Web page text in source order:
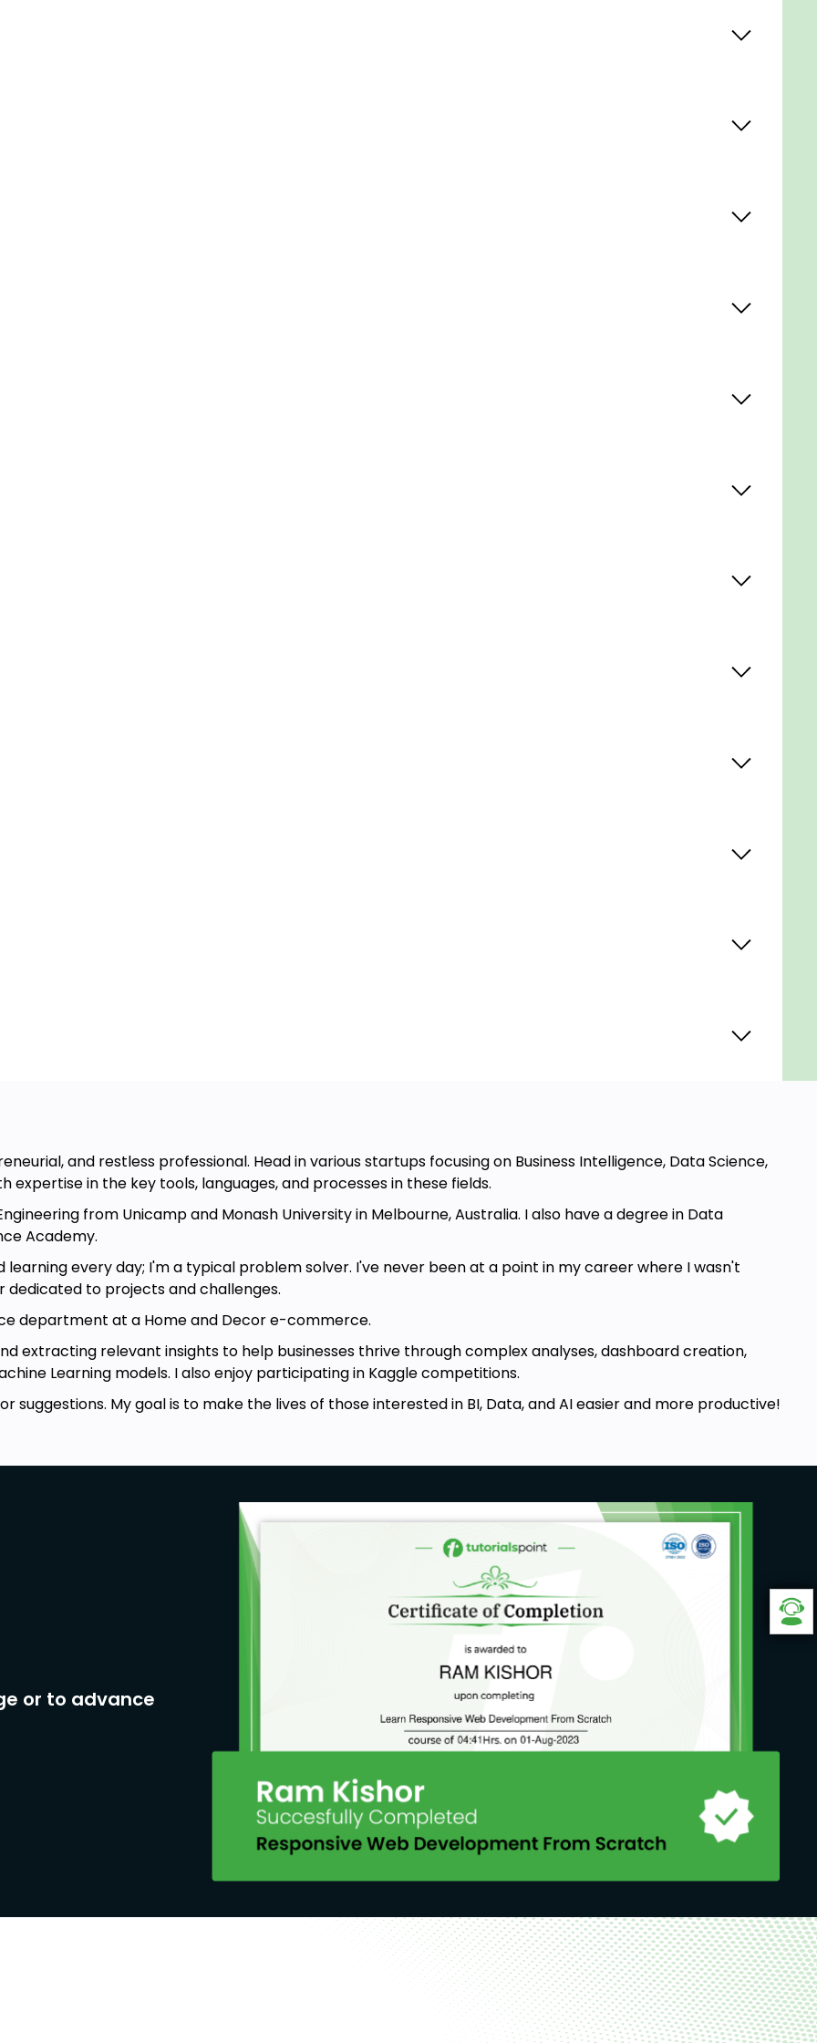
é a melhor escolha para sua
Artificial
startups.
qualquer Banco de Dados, sem
dúvidas e melhorar sua
de SQL
chaves primárias e
da Linguagem de
de Strings, de Data e
cada caso
(Window Functions)
esse curso
and restless professional. Head in various startups focusing on Business Intelligence, Data Science,
expertise in the key tools, languages, and processes in these fields.
from Unicamp and Monash University in Melbourne, Australia. I also have a degree in Data
Academy.
learning every day; I'm a typical problem solver. I've never been at a point in my career where I wasn't
dedicated to projects and challenges.
department at a Home and Decor e-commerce.
extracting relevant insights to help businesses thrive through complex analyses, dashboard creation,
Learning models. I also enjoy participating in Kaggle competitions.
suggestions. My goal is to make the lives of those interested in BI, Data, and AI easier and more productive!
or to advance